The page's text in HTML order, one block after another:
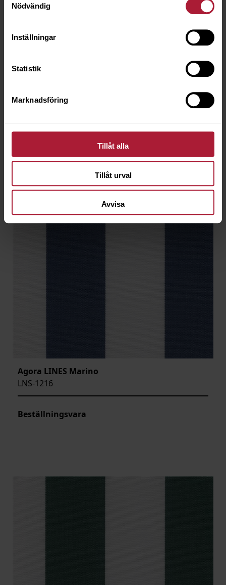
Nödvändig
Inställningar
Statistik
Marknadsföring
Tillåt alla
Tillåt urval
Avvisa
LNS-1215
Beställningsvara
Agora LINES Marino
LNS-1216
Beställningsvara